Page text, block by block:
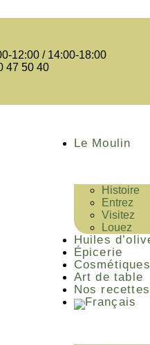
12:00 / 14:00-18:00
47 50 40
Le Moulin
Histoire
Entrez
Visitez
Louez
Huiles
Épicerie
Cosmétiques
Art de table
Nos recettes